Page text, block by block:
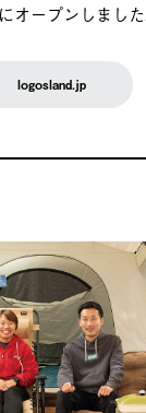
オープンしました
logosland.jp